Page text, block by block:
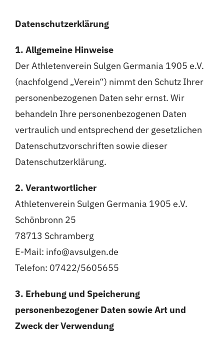
Datenschutzerklärung
1. Allgemeine Hinweise
Der Athletenverein Sulgen Germania 1905 e.V.
(nachfolgend „Verein“) nimmt den Schutz Ihrer
personenbezogenen Daten sehr ernst. Wir
behandeln Ihre personenbezogenen Daten
vertraulich und entsprechend der gesetzlichen
Datenschutzvorschriften sowie dieser
Datenschutzerklärung.
2. Verantwortlicher
Athletenverein Sulgen Germania 1905 e.V.
Schönbronn 25
78713 Schramberg
E-Mail: info@avsulgen.de
Telefon: 07422/5605655
3. Erhebung und Speicherung
personenbezogener Daten sowie Art und
Zweck der Verwendung